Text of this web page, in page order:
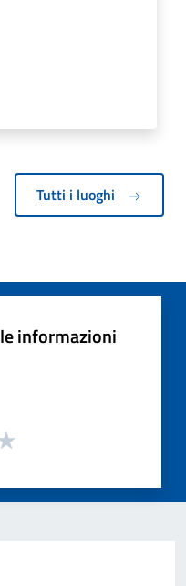
Tutti i luoghi
informazioni